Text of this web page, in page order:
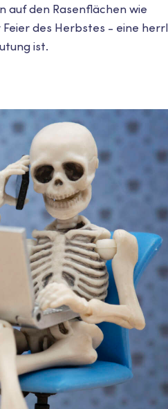
auf den Rasenflächen wie
des Herbstes - eine
ist.